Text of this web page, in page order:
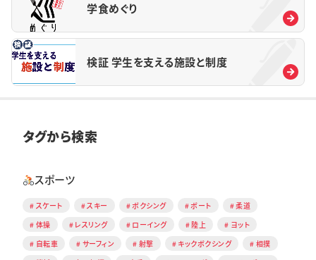
学食めぐり
検証 学生を支える施設と制度
タグから検索
スポーツ
スケート スキー ボクシング ボート
柔道
体操
レスリング ローイング 陸上
ヨット
自転車
サーフィン 射撃 キックボクシング
相撲